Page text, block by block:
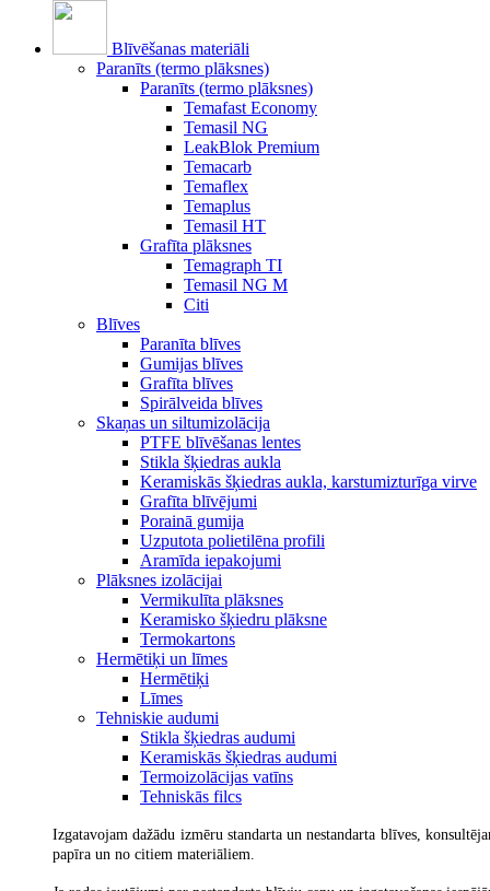
Blīvēšanas materiāli
Paranīts (termo plāksnes)
Paranīts (termo plāksnes)
Temafast Economy
Temasil NG
LeakBlok Premium
Temacarb
Temaflex
Temaplus
Temasil HT
Grafīta plāksnes
Temagraph TI
Temasil NG M
Citi
Blīves
Paranīta blīves
Gumijas blīves
Grafīta blīves
Spirālveida blīves
Skaņas un siltumizolācija
PTFE blīvēšanas lentes
Stikla šķiedras aukla
Keramiskās šķiedras aukla, karstumizturīga virve
Grafīta blīvējumi
Porainā gumija
Uzputota polietilēna profili
Aramīda iepakojumi
Plāksnes izolācijai
Vermikulīta plāksnes
Keramisko šķiedru plāksne
Termokartons
Hermētiķi un līmes
Hermētiķi
Līmes
Tehniskie audumi
Stikla šķiedras audumi
Keramiskās šķiedras audumi
Termoizolācijas vatīns
Tehniskās filcs
Izgatavojam dažādu izmēru standarta un nestandarta blīves,
papīra un no citiem materiāliem.